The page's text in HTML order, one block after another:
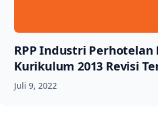
RPP Industri Perhotelan
Kurikulum 2013 Revisi
Juli 9, 2022